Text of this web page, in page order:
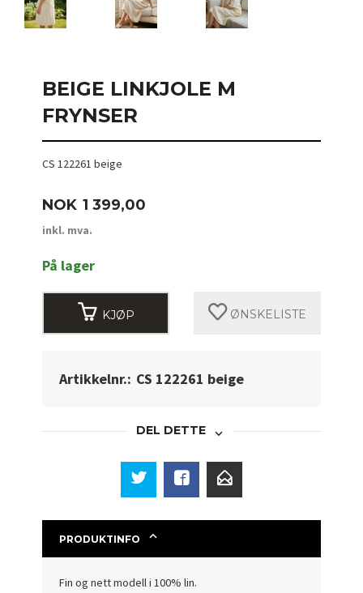
BEIGE LINKJOLE M
FRYNSER
CS 122261 beige
Pris
NOK 1 399,00
inkl. mva.
På lager
KJØP ØNSKELISTE
Artikkelnr.: CS 122261 beige
DEL DETTE
PRODUKTINFO
Fin og nett modell i 100% lin.